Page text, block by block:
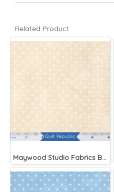
Related Product
Maywood Studio Fabrics Beautiful Basics